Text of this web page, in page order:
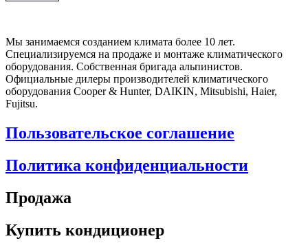
Мы занимаемся созданием климата более 10 лет.
Специализируемся на продаже и монтаже климатического
оборудования. Собственная бригада альпинистов.
Официальные дилеры производителей климатического
оборудования Cooper & Hunter, DAIKIN, Mitsubishi, Haier,
Fujitsu.
Пользовательское соглашение
Политика конфиденциальности
Продажа
Купить кондиционер